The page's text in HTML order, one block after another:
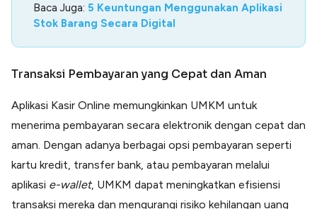
Baca Juga: 5 Keuntungan Menggunakan Aplikasi
Stok Barang Secara Digital
Transaksi Pembayaran yang Cepat dan Aman
Aplikasi Kasir Online memungkinkan UMKM untuk
menerima pembayaran secara elektronik dengan cepat dan
aman. Dengan adanya berbagai opsi pembayaran seperti
kartu kredit, transfer bank, atau pembayaran melalui
aplikasi e-wallet, UMKM dapat meningkatkan efisiensi
transaksi mereka dan mengurangi risiko kehilangan uang